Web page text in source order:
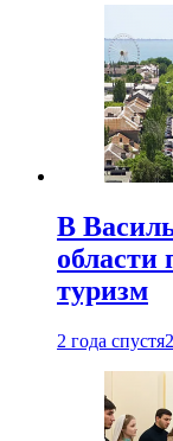
В
области
туризм
2 года спустя